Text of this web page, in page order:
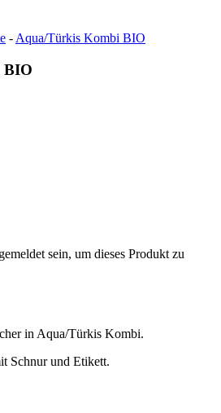
- Aqua/Türkis Kombi BIO
BIO
sein, um dieses Produkt zu
in Aqua/Türkis Kombi.
Schnur und Etikett.